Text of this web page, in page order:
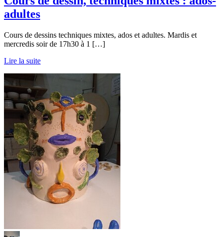
adultes
Cours de dessins techniques mixtes, ados et adultes. Mardis et
mercredis soir de 17h30 à 1 […]
Lire la suite